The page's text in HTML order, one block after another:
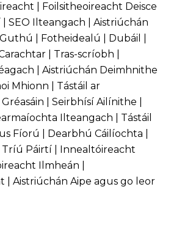
| Foilsitheoireacht Deisce
| SEO Ilteangach | Aistriúchán
| Fotheidealú | Dubáil |
| Tras-scríobh |
| Aistriúchán Deimhnithe
Mhionn | Tástáil ar
| Seirbhísí Ailínithe |
Ilteangach | Tástáil
Fíorú | Dearbhú Cáilíochta |
Páirtí | Innealtóireacht
Ilmheán |
| Aistriúchán Aipe agus go leor